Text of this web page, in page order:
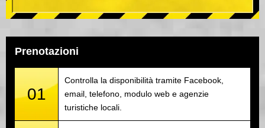
Prenotazioni
01
Controlla la disponibilità tramite Facebook,
email, telefono, modulo web e agenzie
turistiche locali.